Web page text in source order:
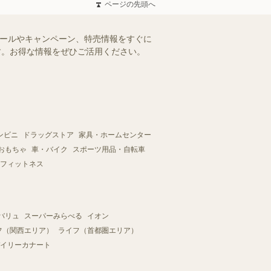
ページの先頭へ
ルやキャンペーン、特売情報をすぐに
お得な情報をぜひご活用ください。
ビニ ドラッグストア
家具・ホームセンター
もちゃ
車・バイク
スポーツ用品・自転車
ィットネス
リュ スーパーみらべる
イオン
関西エリア）
ライフ（首都圏エリア）
リーカナート